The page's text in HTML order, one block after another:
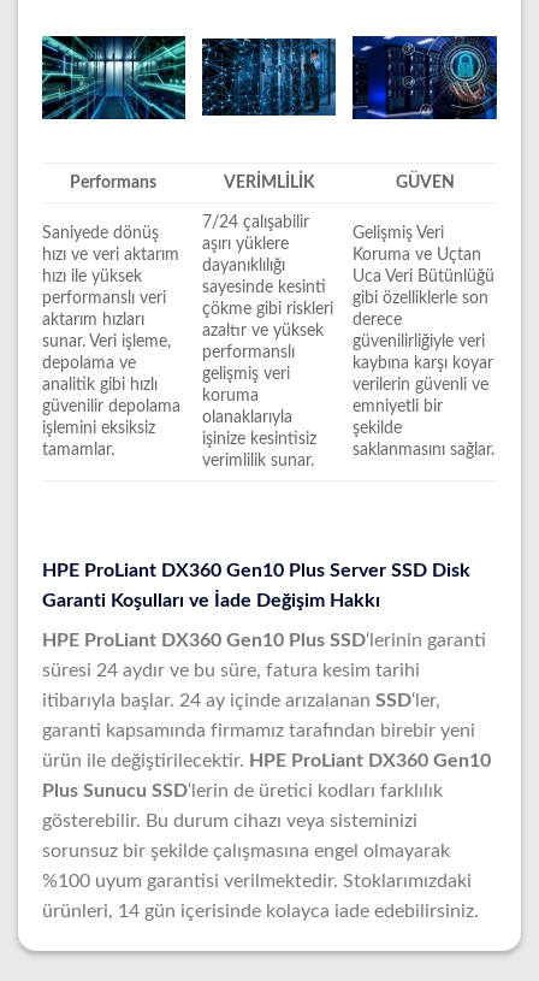
Performans VERİMLİLİK GÜVEN
Saniyede dönüş
hızı ve veri aktarım
hızı ile yüksek
performanslı veri
aktarım hızları
sunar. Veri işleme,
depolama ve
analitik gibi hızlı
güvenilir depolama
işlemini eksiksiz
tamamlar.
7/24 çalışabilir
aşırı yüklere
dayanıklılığı
sayesinde kesinti
çökme gibi riskleri
azaltır ve yüksek
performanslı
gelişmiş veri
koruma
olanaklarıyla
işinize kesintisiz
verimlilik sunar.
Gelişmiş Veri
Koruma ve Uçtan
Uca Veri Bütünlüğü
gibi özelliklerle son
derece
güvenilirliğiyle veri
kaybına karşı koyar
verilerin güvenli ve
emniyetli bir
şekilde
saklanmasını sağlar.
HPE ProLiant DX360 Gen10 Plus Server SSD Disk
Garanti Koşulları ve İade Değişim Hakkı
HPE ProLiant DX360 Gen10 Plus SSD‘lerinin garanti
süresi 24 aydır ve bu süre, fatura kesim tarihi
itibarıyla başlar. 24 ay içinde arızalanan SSD‘ler,
garanti kapsamında firmamız tarafından birebir yeni
ürün ile değiştirilecektir. HPE ProLiant DX360 Gen10
Plus Sunucu SSD‘lerin de üretici kodları farklılık
gösterebilir. Bu durum cihazı veya sisteminizi
sorunsuz bir şekilde çalışmasına engel olmayarak
%100 uyum garantisi verilmektedir. Stoklarımızdaki
ürünleri, 14 gün içerisinde kolayca iade edebilirsiniz.